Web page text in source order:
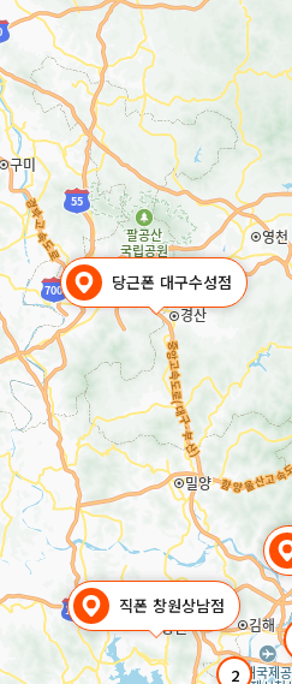
당근폰 대구수성점
직폰 창원상남점
2